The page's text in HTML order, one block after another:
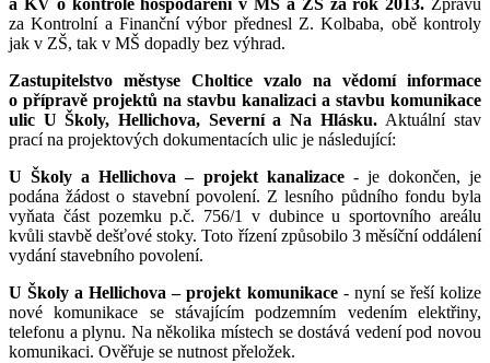
a KV o kontrole hospodaření v MŠ a ZŠ za rok 2013. Zprávu
za Kontrolní a Finanční výbor přednesl Z. Kolbaba, obě kontroly
jak v ZŠ, tak v MŠ dopadly bez výhrad.
Zastupitelstvo městyse Choltice vzalo na vědomí informace
o přípravě projektů na stavbu kanalizaci a stavbu komunikace
ulic U Školy, Hellichova, Severní a Na Hlásku. Aktuální stav
prací na projektových dokumentacích ulic je následující:
U Školy a Hellichova – projekt kanalizace - je dokončen, je
podána žádost o stavební povolení. Z lesního půdního fondu byla
vyňata část pozemku p.č. 756/1 v dubince u sportovního areálu
kvůli stavbě dešťové stoky. Toto řízení způsobilo 3 měsíční oddálení
vydání stavebního povolení.
U Školy a Hellichova – projekt komunikace- nyní se řeší kolize
nové komunikace se stávajícím podzemním vedením elektřiny,
telefonu a plynu. Na několika místech se dostává vedení pod novou
komunikaci. Ověřuje se nutnost přeložek.